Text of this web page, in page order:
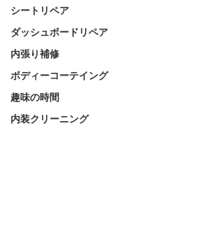
シートリペア
ダッシュボードリペア
内張り補修
ボディーコーテイング
趣味の時間
内装クリーニング